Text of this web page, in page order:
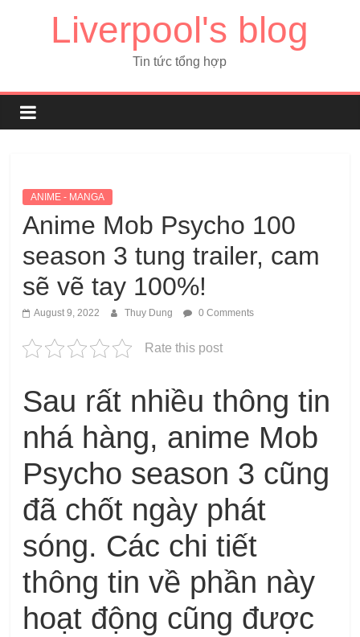
Liverpool's blog
Tin tức tổng hợp
ANIME - MANGA
Anime Mob Psycho 100
season 3 tung trailer, cam
sẽ vẽ tay 100%!
August 9, 2022 Thuy Dung 0 Comments
Rate this post
Sau rất nhiều thông tin
nhá hàng, anime Mob
Psycho season 3 cũng
đã chốt ngày phát
sóng. Các chi tiết
thông tin về phần này
hoạt động cũng được